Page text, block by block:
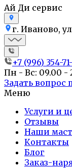
Ай Ди сервис
г. Иваново,
+7 (996) 354-
Пн - Вс: 09.00 -
Задать вопрос
Меню
Услуги и
Отзывы
Наши
Контакты
Блог
Заказ-